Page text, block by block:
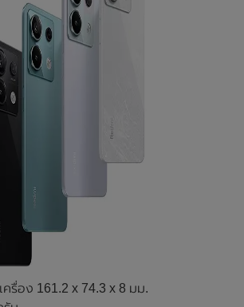
รื่อง 161.2 x 74.3 x 8 มม.